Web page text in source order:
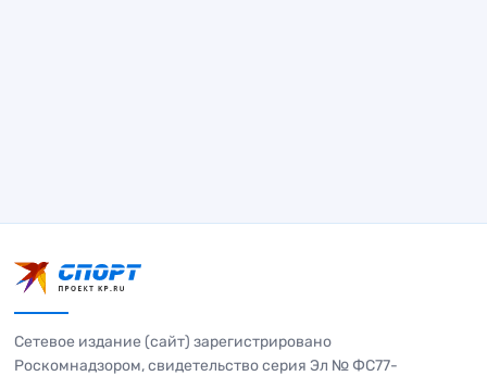
Сетевое издание (сайт) зарегистрировано
Роскомнадзором, свидетельство серия Эл № ФС77-